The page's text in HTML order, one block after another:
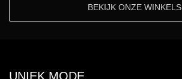
BEKIJK ONZE WINKELS
UNIEK MODE